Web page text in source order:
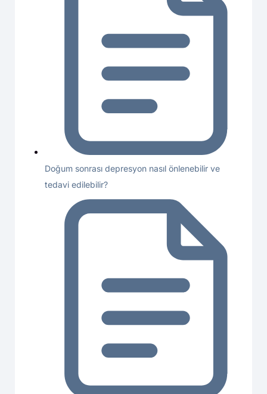
Doğum sonrası depresyon nasıl önlenebilir ve
tedavi edilebilir?